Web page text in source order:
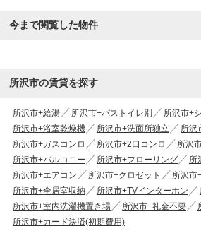
今まで閲覧した物件
所沢市の賃貸を探す
所沢市+給湯 所沢市+バストイレ別
所沢市+
所沢市+浴室乾燥機
所沢市+洗面所独立
所沢
所沢市+ガスコンロ
所沢市+2口コンロ
所沢
所沢市+バルコニー
所沢市+フローリング
所
所沢市+エアコン
所沢市+クロゼット
所沢市
所沢市+全居室収納
所沢市+TVインターホン
所沢市+室内洗濯機置き場
所沢市+礼金不要
所沢市+カード決済(初期費用)